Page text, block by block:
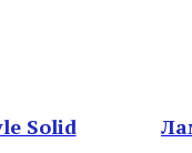
Solid